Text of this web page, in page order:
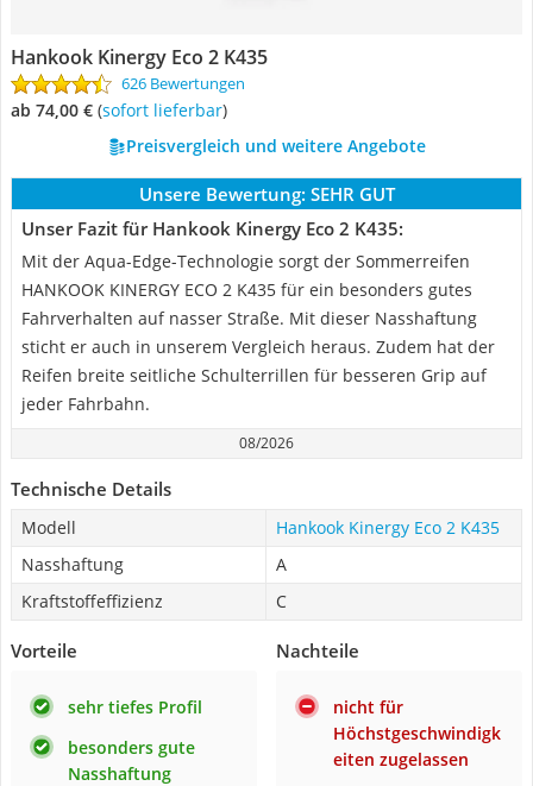
Hankook Kinergy Eco 2 K435
626 Bewertungen
ab 74,00 € ( Sofort lieferbar)
Preisvergleich und weitere Angebote
Unsere Bewertung: SEHR GUT
Unser Fazit für Hankook Kinergy Eco 2 K435:
Mit der Aqua-Edge-Technologie sorgt der Sommerreifen
HANKOOK KINERGY ECO 2 K435 für ein besonders gutes
Fahrverhalten auf nasser Straße. Mit dieser Nasshaftung
sticht er auch in unserem Vergleich heraus. Zudem hat der
Reifen breite seitliche Schulterrillen für besseren Grip auf
jeder Fahrbahn.
08/2026
Technische Details
Modell
Hankook Kinergy Eco 2 K435
Nasshaftung
A
Kraftstoffeffizienz
C
Vorteile
sehr tiefes Profil
besonders gute
Nasshaftung
Nachteile
nicht für
Höchstgeschwindigk
eiten zugelassen